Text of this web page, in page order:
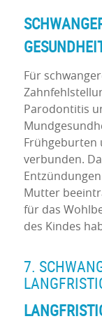
Für
Parodontitis
Frühgeburten
verbunden.
Mutter
für das
des Kindes
7.